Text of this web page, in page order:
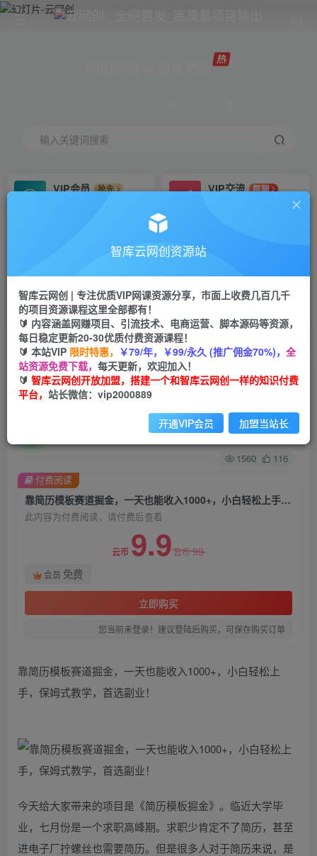
输入关键词搜索
VIP会员
抢先
VIP交流
群聊
研究探讨更多创业项目路子。
会员专属推广链接
网赚网创 项目
365天稳定跟新
APP下载
GO
首页 创业课程 会员免费 正文
靠简历模板赛道掘金，一天也能收入1000+，小白
轻松上手，保姆式教学，首选副业！
关注 私信
1560 116
靠简历模板赛道掘金，一天也能收入1000+，小白轻松上手，保姆式教学，首选副业！
此内容为付费阅读，请付费后查看
云币 9.9云币99
会员 免费
立即购买
您当前未登录！建议登陆后购买，可保存购买订单
付费阅读
靠简历模板赛道掘金，一天也能收入1000+，小白轻松上
手，保姆式教学，首选副业！
今天给大家带来的项目是《简历模板掘金》。临近大学毕
业，七月份是一个求职高峰期。求职少肯定不了简历，甚至
进电子厂拧螺丝也需要简历。但是很多人对于简历来说，是
智库云网创资源站
智库云网创 | 专注优质VIP网课资源分享，市面上收费几百几千
的项目资源课程这里全部都有！
🔰 内容涵盖网赚项目、引流技术、电商运营、脚本源码等资源，
每日稳定更新20-30优质付费资源课程！
🔰 本站VIP 限时特惠， ￥79/年，￥99/永久 (推广佣金70%)， 全
站资源免费下载， 每天更新，欢迎加入！
🔰 智库云网创开放加盟，搭建一个和智库云网创一样的知识付费
平台， 站长微信：vip2000889
开通VIP会员 加盟当站长